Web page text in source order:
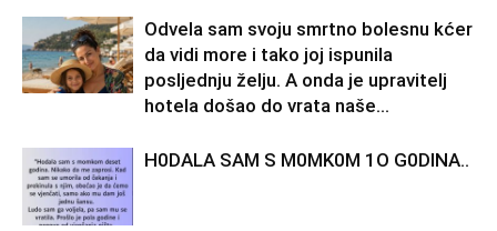
Odvela sam svoju smrtno bolesnu kćer
da vidi more i tako joj ispunila
posljednju želju. A onda je upravitelj
hotela došao do vrata naše...
H0DALA SAM S M0MK0M 1O G0DINA..